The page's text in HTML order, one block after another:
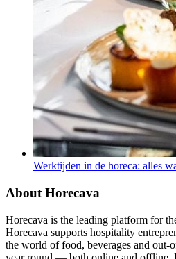
Werktijden in de horeca: alles
About Horecava
Horecava is the leading platform for
Horecava supports hospitality
the world of food, beverages and out-